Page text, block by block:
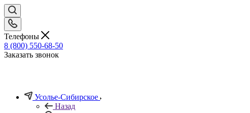
Телефоны
8 (800) 550-68-50
Заказать звонок
Усолье-Сибирское
Назад